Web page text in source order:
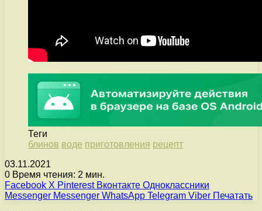
Теги
блинов воде приготовления рецепт
03.11.2021
0 Время чтения: 2 мин.
Facebook X Pinterest Вконтакте Одноклассники
Messenger Messenger WhatsApp Telegram Viber Печатать